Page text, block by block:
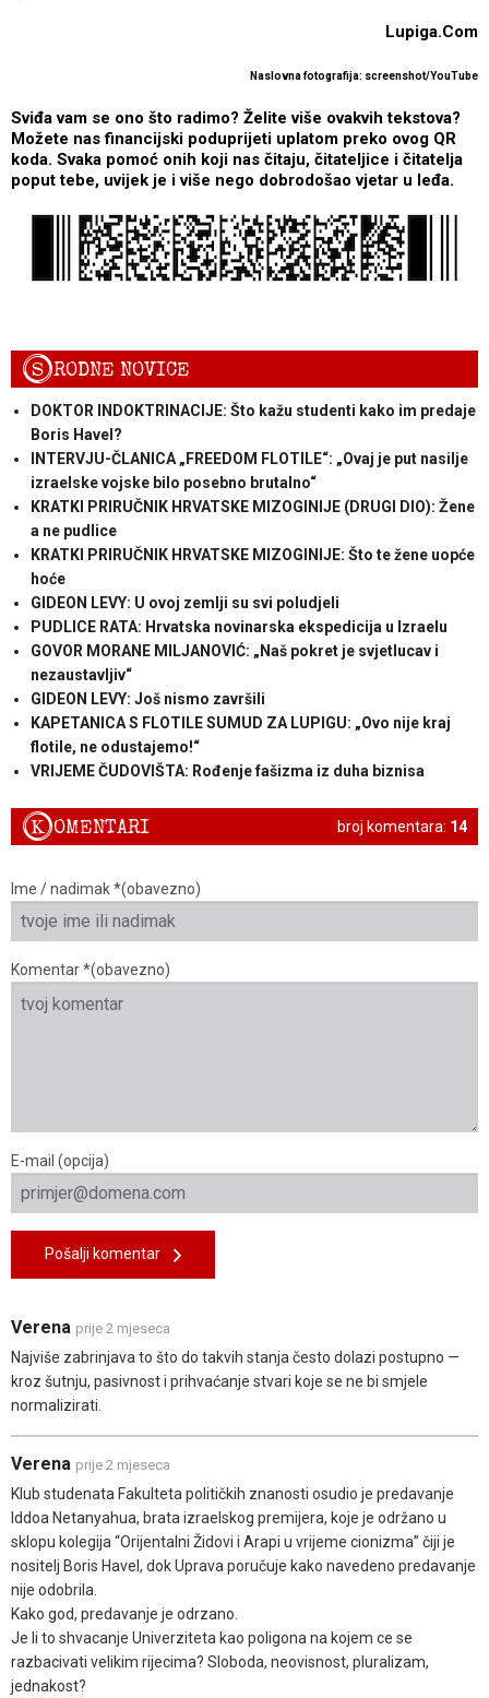
Lupiga.Com
Naslovna fotografija: screenshot/YouTube
Sviđa vam se ono što radimo? Želite više ovakvih tekstova?
Možete nas financijski poduprijeti uplatom preko ovog QR
koda. Svaka pomoć onih koji nas čitaju, čitateljice i čitatelja
poput tebe, uvijek je i više nego dobrodošao vjetar u leđa.
SRODNE NOVICE
DOKTOR INDOKTRINACIJE: Što kažu studenti kako im predaje
Boris Havel?
INTERVJU-ČLANICA „FREEDOM FLOTILE“: „Ovaj je put nasilje
izraelske vojske bilo posebno brutalno“
KRATKI PRIRUČNIK HRVATSKE MIZOGINIJE (DRUGI DIO): Žene
a ne pudlice
KRATKI PRIRUČNIK HRVATSKE MIZOGINIJE: Što te žene uopće
hoće
GIDEON LEVY: U ovoj zemlji su svi poludjeli
PUDLICE RATA: Hrvatska novinarska ekspedicija u Izraelu
GOVOR MORANE MILJANOVIĆ: „Naš pokret je svjetlucav i
nezaustavljiv“
GIDEON LEVY: Još nismo završili
KAPETANICA S FLOTILE SUMUD ZA LUPIGU: „Ovo nije kraj
flotile, ne odustajemo!“
VRIJEME ČUDOVIŠTA: Rođenje fašizma iz duha biznisa
broj komentara: 14
KOMENTARI
Ime / nadimak *(obavezno)
Komentar *(obavezno)
E-mail (opcija)
Pošalji komentar
Verena prije 2 mjeseca
Najviše zabrinjava to što do takvih stanja često dolazi postupno —
kroz šutnju, pasivnost i prihvaćanje stvari koje se ne bi smjele
normalizirati.
Verena prije 2 mjeseca
Klub studenata Fakulteta političkih znanosti osudio je predavanje
Iddoa Netanyahua, brata izraelskog premijera, koje je održano u
sklopu kolegija “Orijentalni Židovi i Arapi u vrijeme cionizma” čiji je
nositelj Boris Havel, dok Uprava poručuje kako navedeno predavanje
nije odobrila.
Kako god, predavanje je odrzano.
Je li to shvacanje Univerziteta kao poligona na kojem ce se
razbacivati velikim rijecima? Sloboda, neovisnost, pluralizam,
jednakost?